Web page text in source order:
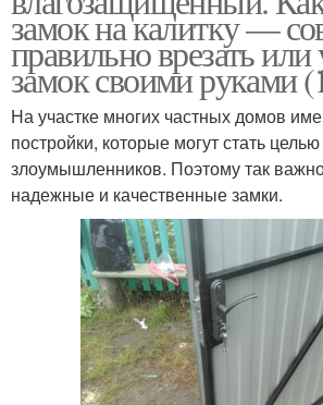
замок на калитку —
правильно врезать или
замок своими руками
На участке многих частных домов
постройки, которые могут стать целью
злоумышленников. Поэтому так
надежные и качественные замки.